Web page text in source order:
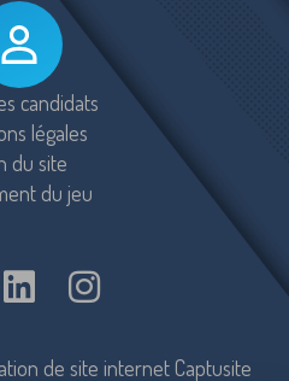
candidats
légales
du site
du jeu
de site internet Captusite